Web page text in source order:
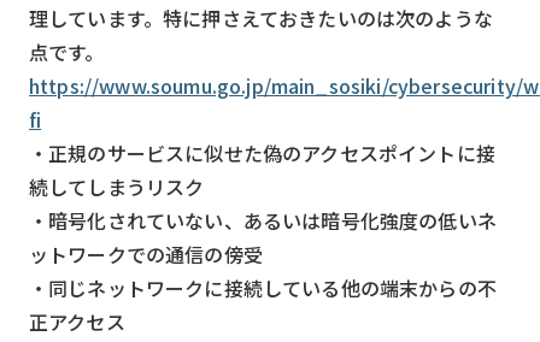
理しています。特に押さえておきたいのは次のような
点です。
https://www.soumu.go.jp/main_sosiki/cybersecurity/
fi
・正規のサービスに似せた偽のアクセスポイントに接
続してしまうリスク
・暗号化されていない、あるいは暗号化強度の低いネ
ットワークでの通信の傍受
・同じネットワークに接続している他の端末からの不
正アクセス